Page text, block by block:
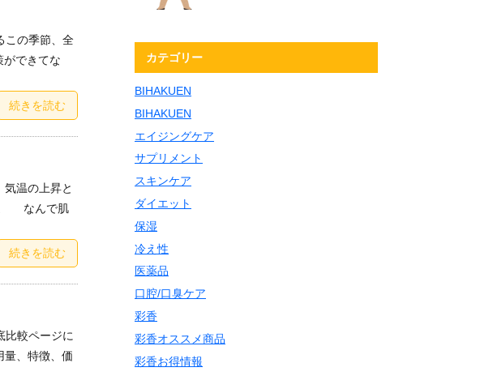
この季節、全
ができてな
続きを読む
温の上昇と
。 なんで肌
続きを読む
比較ページに
量、特徴、価
カテゴリー
BIHAKUEN
BIHAKUEN
エイジングケア
サプリメント
スキンケア
ダイエット
保湿
冷え性
医薬品
口腔/口臭ケア
彩香
彩香オススメ商品
彩香お得情報